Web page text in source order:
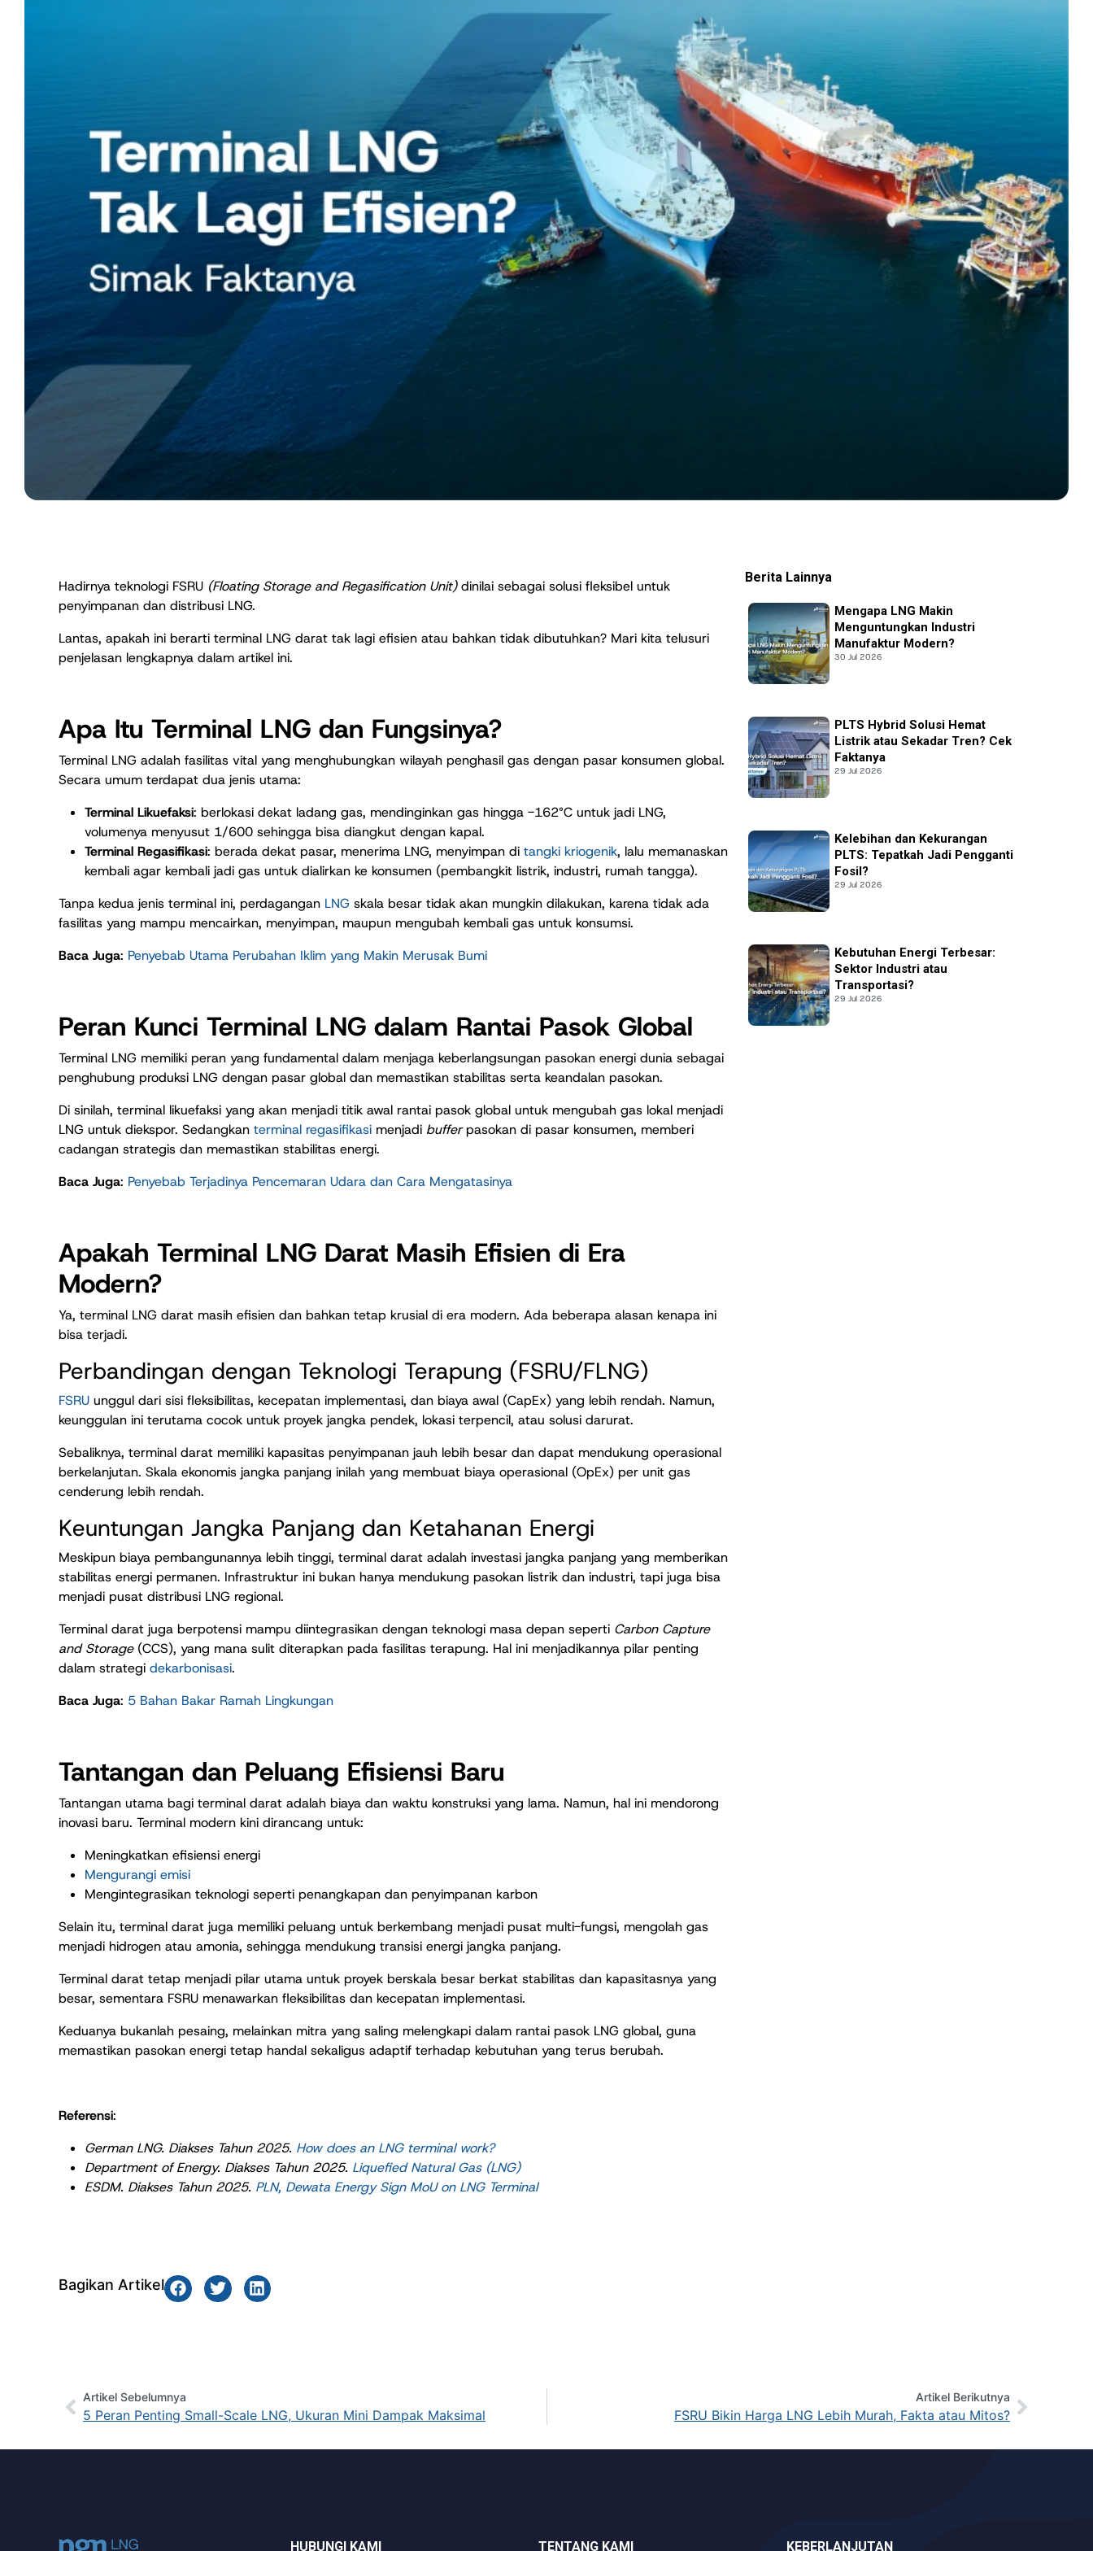
Hadirnya teknologi FSRU (Floating Storage and Regasification Unit)dinilai sebagai solusi fleksibel untuk
penyimpanan dan distribusi LNG.
Lantas, apakah ini berarti terminal LNG darat tak lagi efisien atau bahkan tidak dibutuhkan? Mari kita telusuri
penjelasan lengkapnya dalam artikel ini.
Apa Itu Terminal LNG dan Fungsinya?
Terminal LNG adalah fasilitas vital yang menghubungkan wilayah penghasil gas dengan pasar konsumen global.
Secara umum terdapat dua jenis utama:
Terminal Likuefaksi: berlokasi dekat ladang gas, mendinginkan gas hingga -162°C untuk jadi LNG,
volumenya menyusut 1/600 sehingga bisa diangkut dengan kapal.
Terminal Regasifikasi: berada dekat pasar, menerima LNG, menyimpan di tangki kriogenik, lalu memanaskan
kembali agar kembali jadi gas untuk dialirkan ke konsumen (pembangkit listrik, industri, rumah tangga).
Tanpa kedua jenis terminal ini, perdagangan LNG skala besar tidak akan mungkin dilakukan, karena tidak ada
fasilitas yang mampu mencairkan, menyimpan, maupun mengubah kembali gas untuk konsumsi.
Baca Juga: Penyebab Utama Perubahan Iklim yang Makin Merusak Bumi
Peran Kunci Terminal LNG dalam Rantai Pasok Global
Terminal LNG memiliki peran yang fundamental dalam menjaga keberlangsungan pasokan energi dunia sebagai
penghubung produksi LNG dengan pasar global dan memastikan stabilitas serta keandalan pasokan.
Di sinilah, terminal likuefaksi yang akan menjadi titik awal rantai pasok global untuk mengubah gas lokal menjadi
LNG untuk diekspor. Sedangkan terminal regasifikasi menjadi bufferpasokan di pasar konsumen, memberi
cadangan strategis dan memastikan stabilitas energi.
Baca Juga: Penyebab Terjadinya Pencemaran Udara dan Cara Mengatasinya
Apakah Terminal LNG Darat Masih Efisien di Era
Modern?
Ya, terminal LNG darat masih efisien dan bahkan tetap krusial di era modern. Ada beberapa alasan kenapa ini
bisa terjadi.
Perbandingan dengan Teknologi Terapung (FSRU/FLNG)
FSRU unggul dari sisi fleksibilitas, kecepatan implementasi, dan biaya awal (CapEx) yang lebih rendah. Namun,
keunggulan ini terutama cocok untuk proyek jangka pendek, lokasi terpencil, atau solusi darurat.
Sebaliknya, terminal darat memiliki kapasitas penyimpanan jauh lebih besar dan dapat mendukung operasional
berkelanjutan. Skala ekonomis jangka panjang inilah yang membuat biaya operasional (OpEx) per unit gas
cenderung lebih rendah.
Keuntungan Jangka Panjang dan Ketahanan Energi
Meskipun biaya pembangunannya lebih tinggi, terminal darat adalah investasi jangka panjang yang memberikan
stabilitas energi permanen. Infrastruktur ini bukan hanya mendukung pasokan listrik dan industri, tapi juga bisa
menjadi pusat distribusi LNG regional.
Terminal darat juga berpotensi mampu diintegrasikan dengan teknologi masa depan seperti Carbon Capture
and Storage(CCS), yang mana sulit diterapkan pada fasilitas terapung. Hal ini menjadikannya pilar penting
dalam strategi dekarbonisasi.
Baca Juga: 5 Bahan Bakar Ramah Lingkungan
Tantangan dan Peluang Efisiensi Baru
Tantangan utama bagi terminal darat adalah biaya dan waktu konstruksi yang lama. Namun, hal ini mendorong
inovasi baru. Terminal modern kini dirancang untuk:
Meningkatkan efisiensi energi
Mengurangi emisi
Mengintegrasikan teknologi seperti penangkapan dan penyimpanan karbon
Selain itu, terminal darat juga memiliki peluang untuk berkembang menjadi pusat multi-fungsi, mengolah gas
menjadi hidrogen atau amonia, sehingga mendukung transisi energi jangka panjang.
Terminal darat tetap menjadi pilar utama untuk proyek berskala besar berkat stabilitas dan kapasitasnya yang
besar, sementara FSRU menawarkan fleksibilitas dan kecepatan implementasi.
Keduanya bukanlah pesaing, melainkan mitra yang saling melengkapi dalam rantai pasok LNG global, guna
memastikan pasokan energi tetap handal sekaligus adaptif terhadap kebutuhan yang terus berubah.
Referensi:
German LNG. Diakses Tahun 2025. How does an LNG terminal work?
Department of Energy. Diakses Tahun 2025. Liquefied Natural Gas (LNG)
ESDM. Diakses Tahun 2025. PLN, Dewata Energy Sign MoU on LNG Terminal
Bagikan Artikel
Berita Lainnya
Mengapa LNG Makin
Menguntungkan Industri
Manufaktur Modern?
30 Jul 2026
PLTS Hybrid Solusi Hemat
Listrik atau Sekadar Tren? Cek
Faktanya
29 Jul 2026
Kelebihan dan Kekurangan
PLTS: Tepatkah Jadi Pengganti
Fosil?
29 Jul 2026
Kebutuhan Energi Terbesar:
Sektor Industri atau
Transportasi?
29 Jul 2026
Artikel Sebelumnya
5 Peran Penting Small-Scale LNG, Ukuran Mini Dampak Maksimal
Artikel Berikutnya
FSRU Bikin Harga LNG Lebih Murah, Fakta atau Mitos?
HUBUNGI KAMI TENTANG KAMI KEBERLANJUTAN